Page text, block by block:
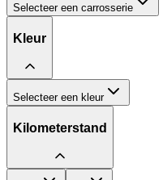
Selecteer een carrosserie
Kleur
Selecteer een kleur
Kilometerstand